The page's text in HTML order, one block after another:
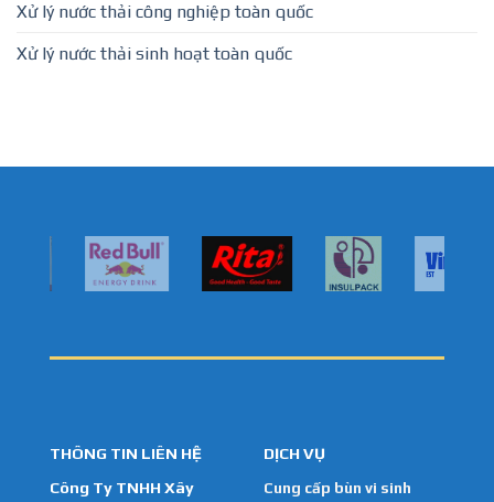
Xử lý nước thải công nghiệp toàn quốc
Xử lý nước thải sinh hoạt toàn quốc
THÔNG TIN LIÊN HỆ
Công Ty TNHH Xây
DỊCH VỤ
Cung cấp bùn vi sinh